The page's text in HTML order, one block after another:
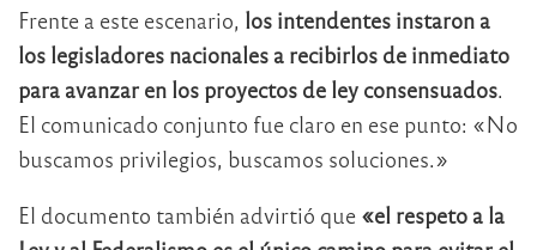
Frente a este escenario, los intendentes instaron a
los legisladores nacionales a recibirlos de inmediato
para avanzar en los proyectos de ley consensuados.
El comunicado conjunto fue claro en ese punto: «No
buscamos privilegios, buscamos soluciones.»
El documento también advirtió que «el respeto a la